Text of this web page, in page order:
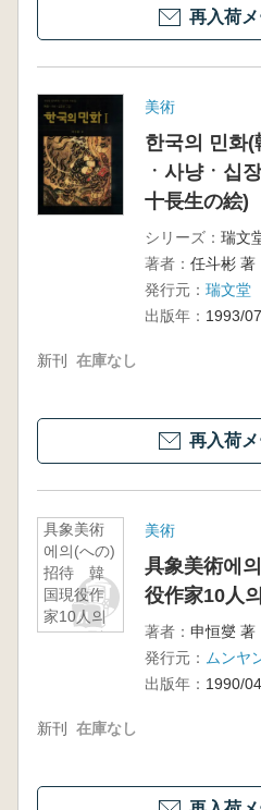
再入荷
美術
한국의 민화
ㆍ사냥ㆍ십
十長生の絵)
シリーズ：
著者： 任斗彬 著
発行元： 瑞文堂
出版年： 1993/07
新刊 在庫なし
再入荷
具象美術
에의(への)
招待 韓
国現役作
家10人의
(の)作品評
美術
具象美術에
役作家10人
著者： 申恒燮 著
発行元： ムンヤ
出版年： 1990/04
新刊 在庫なし